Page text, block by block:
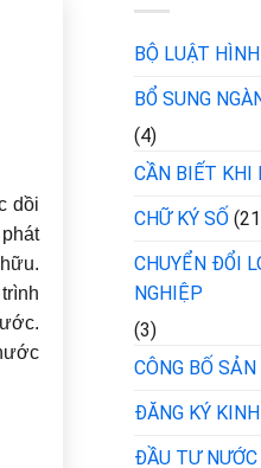
dồi
BỘ LUẬT
BỔ SUNG
(4)
CẦN BIẾT KHI
CHỮ KÝ SỐ
CHUYỂN ĐỔI
NGHIỆP
(3)
CÔNG BỐ
ĐĂNG KÝ
ĐẦU TƯ NƯỚC